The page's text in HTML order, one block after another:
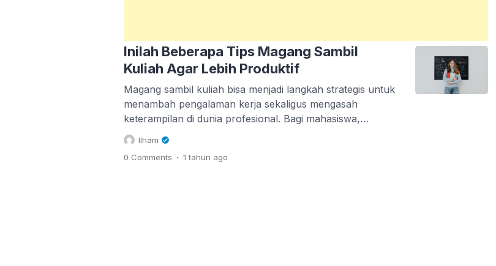
Inilah Beberapa Tips Magang Sambil
Kuliah Agar Lebih Produktif
Magang sambil kuliah bisa menjadi langkah strategis untuk
menambah pengalaman kerja sekaligus mengasah
keterampilan di dunia profesional. Bagi mahasiswa,
magang tidak hanya membantu memahami teori yang
dipelajari di kelas tetapi juga membuka peluang jaringan
yang lebih luas. Namun, menjalani magang di tengah
Ilham
0 Comments . 1 tahun ago